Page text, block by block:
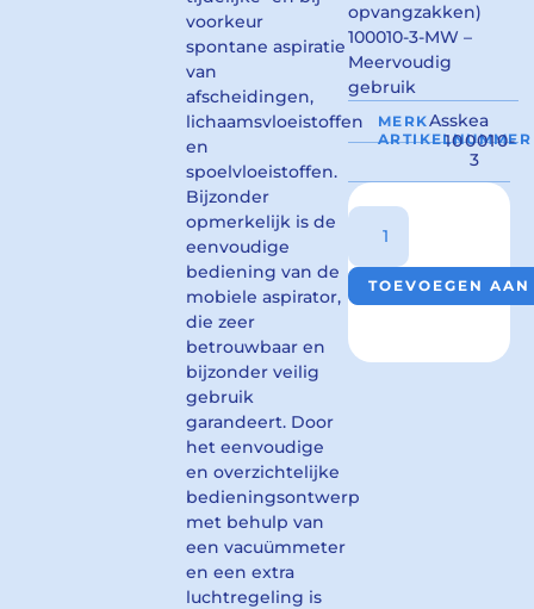
voorkeur
spontane aspiratie
van
afscheidingen,
lichaamsvloeistoffen
en
spoelvloeistoffen.
Bijzonder
opmerkelijk is de
eenvoudige
bediening van de
mobiele aspirator,
die zeer
betrouwbaar en
bijzonder veilig
gebruik
garandeert. Door
het eenvoudige
en overzichtelijke
bedieningsontwerp
met behulp van
een vacuümmeter
en een extra
luchtregeling is
opvangzakken)
100010-3-MW –
Meervoudig
gebruik
MERKAsskea
ARTIKELNUMMER
100010-
3
TOEVOEGEN